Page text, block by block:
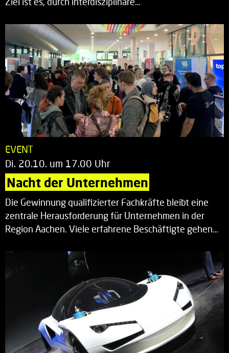
EVENT
Di. 20.10. um 17.00 Uhr
Nacht der Unternehmen
Die Gewinnung qualifizierter Fachkräfte bleibt eine
zentrale Herausforderung für Unternehmen in der
Region Aachen. Viele erfahrene Beschäftigte gehen…